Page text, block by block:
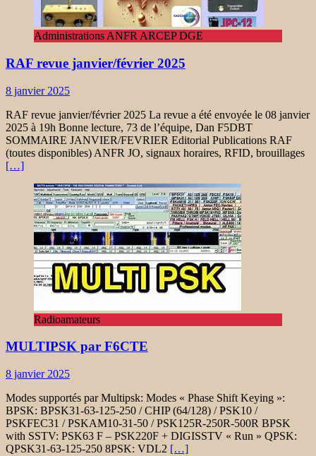
Administrations ANFR ARCEP DGE
RAF revue janvier/février 2025
8 janvier 2025
RAF revue janvier/février 2025 La revue a été envoyée le 08 janvier
2025 à 19h Bonne lecture, 73 de l’équipe, Dan F5DBT
SOMMAIRE JANVIER/FEVRIER Editorial Publications RAF
(toutes disponibles) ANFR JO, signaux horaires, RFID, brouillages
[…]
Radioamateurs
MULTIPSK par F6CTE
8 janvier 2025
Modes supportés par Multipsk: Modes « Phase Shift Keying »:
BPSK: BPSK31-63-125-250 / CHIP (64/128) / PSK10 /
PSKFEC31 / PSKAM10-31-50 / PSK125R-250R-500R BPSK
with SSTV: PSK63 F – PSK220F + DIGISSTV « Run » QPSK:
QPSK31-63-125-250 8PSK: VDL2 […]